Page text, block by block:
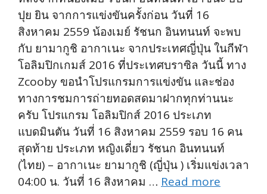
ปุย ยิน จากการแข่งขันครั้งก่อน วันที่ 16
สิงหาคม 2559 น้องเมย์ รัชนก อินทนนท์ จะพบ
กับ ยามากูชิ อากาเนะ จากประเทศญี่ปุ่น ในกีฬา
โอลิมปิกเกมส์ 2016 ที่ประเทศบราซิล วันนี้ ทาง
Zcooby ขอนำโปรแกรมการแข่งขัน และช่อง
ทางการชมการถ่ายทอดสดมาฝากทุกท่านนะ
ครับ โปรแกรม โอลิมปิกส์ 2016 ประเภท
แบดมินตัน วันที่ 16 สิงหาคม 2559 รอบ 16 คน
สุดท้าย ประเภท หญิงเดี่ยว รัชนก อินทนนท์
(ไทย) – อากาเนะ ยามากูชิ (ญี่ปุ่น ) เริ่มแข่งเวลา
04:00 น. วันที่ 16 สิงหาคม … Read more